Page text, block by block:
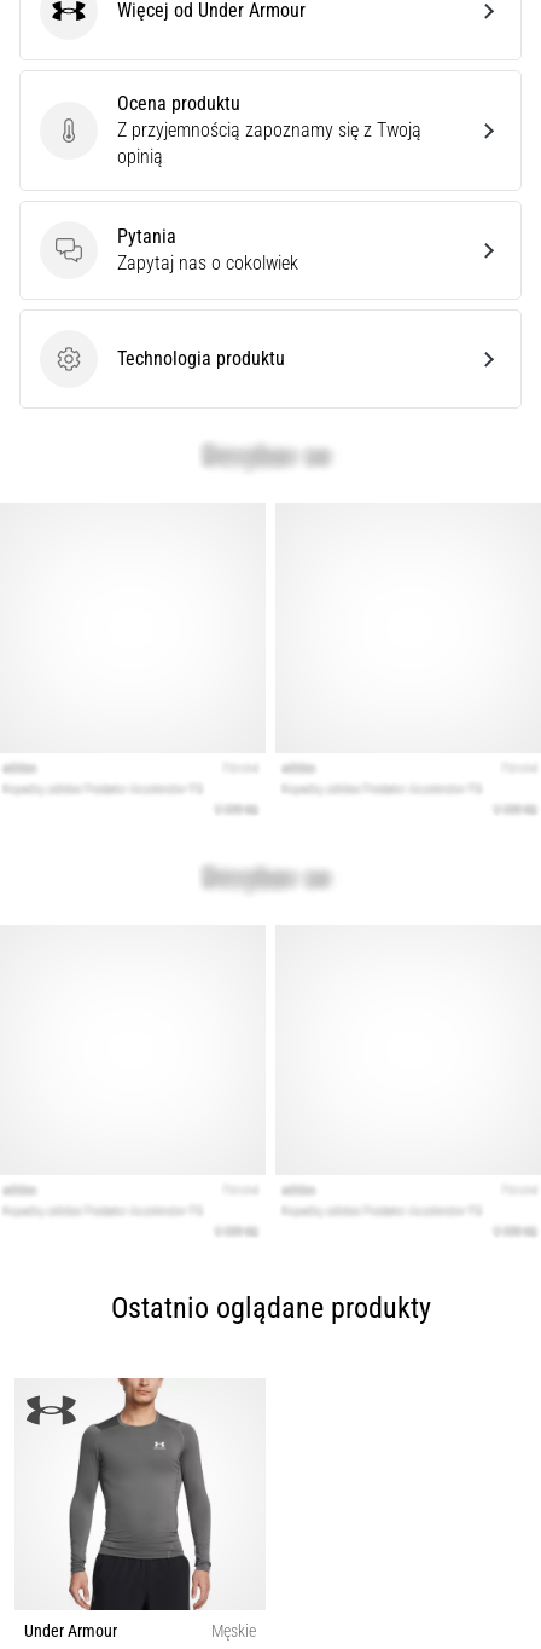
Ocena produktu
Ocena produktu
Z przyjemnością zapoznamy się z Twoją
opinią
Pytania
Pytania
Zapytaj nas o cokolwiek
Technologia produktu
Technologia produktu
Under ArmourWięcej od Under Armour
Ostatnio oglądane produkty
Under Armour
Męskie